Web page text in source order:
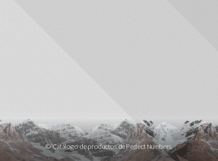
© Catálogo de productos de Perfect Numbers.